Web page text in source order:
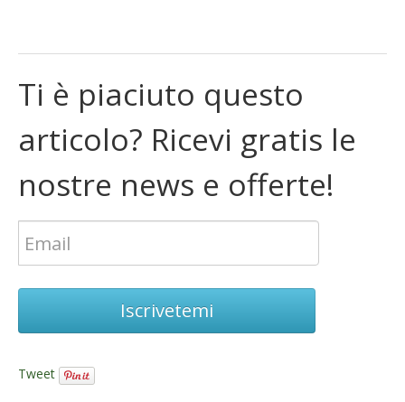
Ti è piaciuto questo
articolo? Ricevi gratis le
nostre news e offerte!
Iscrivetemi
Tweet